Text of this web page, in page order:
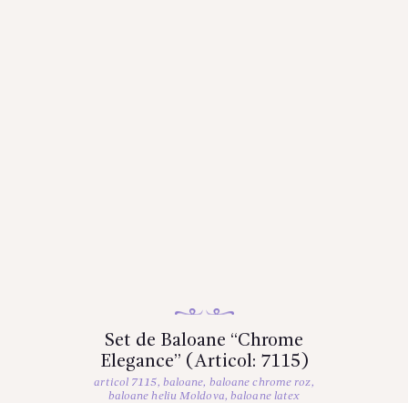
Set de Baloane “Chrome
Elegance” (Articol: 7115)
articol 7115, baloane, baloane chrome roz,
baloane heliu Moldova, baloane latex